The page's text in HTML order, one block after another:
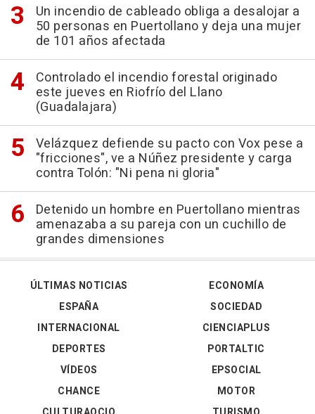
Un incendio de cableado obliga a desalojar a
50 personas en Puertollano y deja una mujer
de 101 años afectada
Controlado el incendio forestal originado
este jueves en Riofrío del Llano
(Guadalajara)
Velázquez defiende su pacto con Vox pese a
"fricciones", ve a Núñez presidente y carga
contra Tolón: "Ni pena ni gloria"
Detenido un hombre en Puertollano mientras
amenazaba a su pareja con un cuchillo de
grandes dimensiones
ÚLTIMAS NOTICIAS
ESPAÑA
INTERNACIONAL
DEPORTES
VÍDEOS
ECONOMÍA
SOCIEDAD
CIENCIAPLUS
PORTALTIC
EPSOCIAL
CHANCE
MOTOR